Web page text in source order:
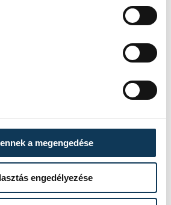
a megengedése
engedélyezése
ESEMÉNYEK BETÖLTÉSE
ACADEMY U21
2026. MÁJUS 23. 18:00
BÉKÉS, VÁROSI
SPORTCSARNOK
33-32